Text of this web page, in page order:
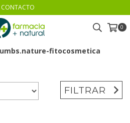
CONTACTO
0
fitocosmetica
FILTRAR